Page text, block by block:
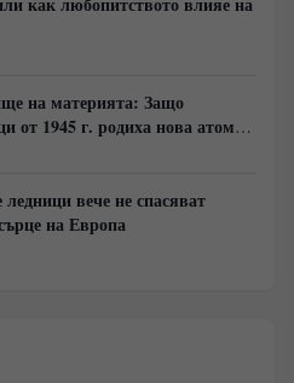
на материята: Защо
от 1945 г. родиха нова атомна
вече не спасяват
на Европа